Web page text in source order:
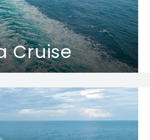
Cruise